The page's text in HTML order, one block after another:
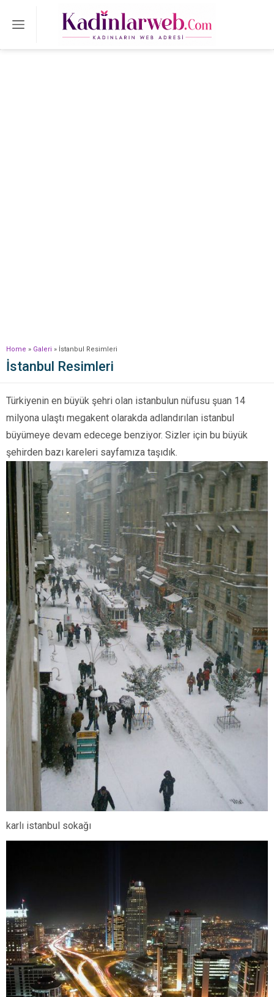
Home » Galeri » İstanbul Resimleri
İstanbul Resimleri
Türkiyenin en büyük şehri olan istanbulun nüfusu şuan 14
milyona ulaştı megakent olarakda adlandırılan istanbul
büyümeye devam edecege benziyor. Sizler için bu büyük
şehirden bazı kareleri sayfamıza taşıdık.
karlı istanbul sokağı